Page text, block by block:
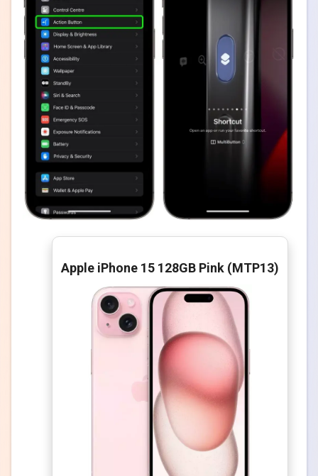
Apple iPhone 15 128GB Pink (MTP13)